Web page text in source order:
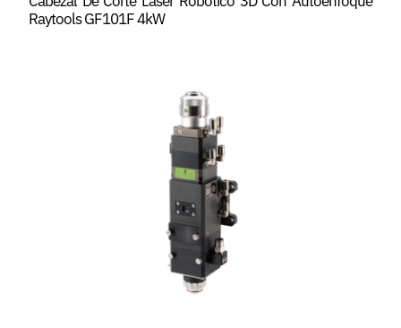
Raytools GF101F 4kW